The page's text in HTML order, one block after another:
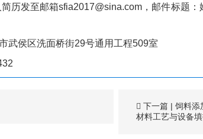
历发至邮箱sfia2017@sina.com ，邮件标题
武侯区洗面桥街29号通用工程509室
下一篇 | 饲料添
材料工艺与设备